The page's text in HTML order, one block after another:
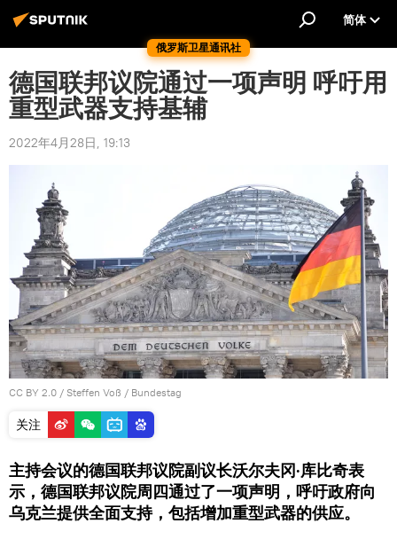
俄罗斯卫星通讯社
简体
德国联邦议院通过一项声明 呼吁用
重型武器支持基辅
2022年4月28日, 19:13
CC BY 2.0 / Steffen Voß / Bundestag
关注
主持会议的德国联邦议院副议长沃尔夫冈·库比奇表
示，德国联邦议院周四通过了一项声明，呼吁政府向
乌克兰提供全面支持，包括增加重型武器的供应。